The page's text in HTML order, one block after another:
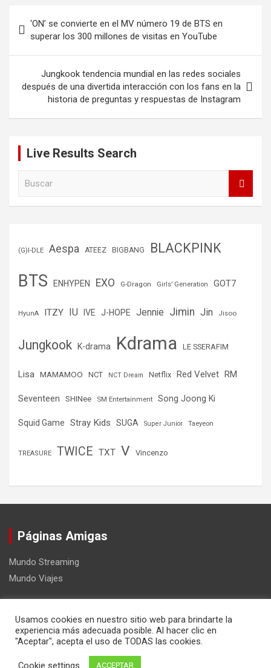
de
entradas
‘ON’ se convierte en el MV número 19 de BTS en
superar los 300 millones de visitas en YouTube
Jungkook tendencia mundial en las redes sociales
después de una divertida interacción con los fans en la
historia de preguntas y respuestas de Instagram
Live Results Search
(G)I-DLE Aespa ATEEZ BIGBANG BLACKPINK
BTS ENHYPEN EXO G-Dragon Girls’ Generation GOT7
HyunA ITZY IU IVE J-HOPE Jennie Jimin Jin Jisoo
Jungkook K-drama Kdrama LE SSERAFIM
Lisa MAMAMOO NCT NCT Dream Netflix Red Velvet RM
Seventeen SHINee SM Entertainment Song Joong Ki
Squid Game Stray Kids SUGA Super Junior Taeyeon
TREASURE TWICE TXT V Vincenzo
Páginas Amigas
Mundo Streaming
Mundo Viajes
Mundo Kpop
Usamos cookies en nuestro sitio web para brindarte la
experiencia más adecuada posible. Al hacer clic en
"Aceptar", acepta el uso de TODAS las cookies.
Cookie settings ACCEPTAR